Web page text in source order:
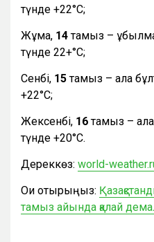
түнде +22°С;
Жұма, 14тамыз –
түнде 22+°С;
Сенбі, 15тамыз – ала
+22°С;
Жексенбі, 16тамыз – ала
түнде +20°С.
Дереккөз: world-
Оқи отырыңыз:
тамыз айында қалай